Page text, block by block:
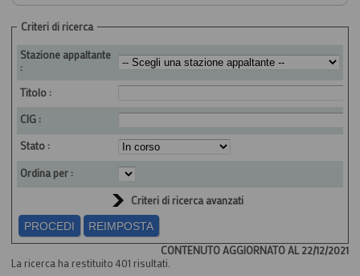
Criteri di ricerca
Stazione appaltante
:
Titolo :
CIG :
Stato :
Ordina per :
Criteri di ricerca avanzati
CONTENUTO AGGIORNATO AL 22/12/2021
La ricerca ha restituito 401 risultati.